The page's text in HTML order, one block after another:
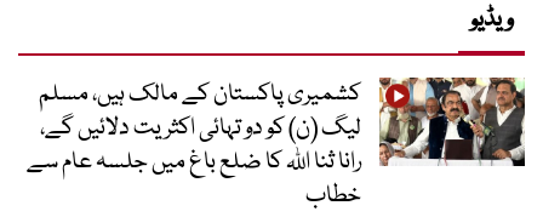
ویڈیو
کشمیری پاکستان کے مالک ہیں، مسلم
لیگ (ن) کو دو تہائی اکثریت دلائیں گے،
رانا ثنا اللہ کا ضلع باغ میں جلسہ عام سے
خطاب